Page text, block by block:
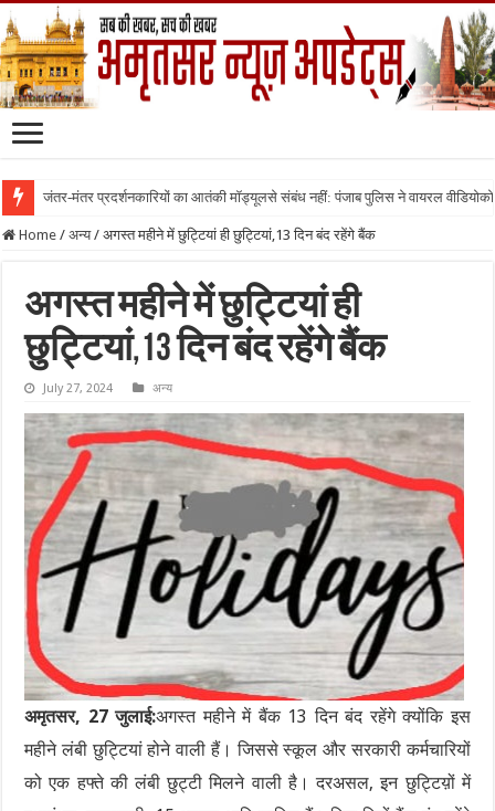
जंतर-मंतर प्रदर्शनकारियों का आतंकी मॉड्यूलसे संबंध नहीं: पंजाब पुलिस ने वायरल वीडियोको
Home / अन्य / अगस्त महीने में छुट्टियां ही छुट्टियां,13 दिन बंद रहेंगे बैंक
अगस्त महीने में छुट्टियां ही
छुट्टियां,13 दिन बंद रहेंगे बैंक
July 27, 2024 अन्य
अमृतसर, 27 जुलाई:अगस्त महीने में बैंक 13 दिन बंद रहेंगे क्योंकि इस
महीने लंबी छुट्टियां होने वाली हैं। जिससे स्कूल और सरकारी कर्मचारियों
को एक हफ्ते की लंबी छुट्टी मिलने वाली है। दरअसल, इन छुट्टिय़ों में